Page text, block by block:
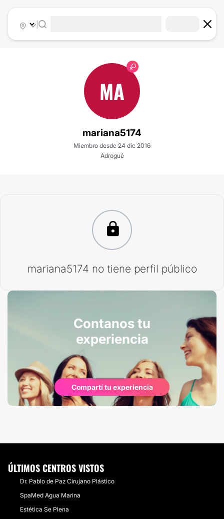
|
MA
mariana5174
Miembro desde 24 dic 2016
Adrogué
mariana5174 no tiene perfil público
Contanos tu
experiencia
Compartí tu experiencia
ÚLTIMOS CENTROS VISTOS
Dr. Pablo de Paz Cirujano Plástico
SpaMed Agua Marina
Estética Se Plena